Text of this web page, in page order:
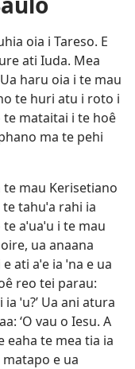
oia i Tareso. E
ati Iuda. Mea
haru oia i te mau
te huri atu i roto i
mataitai i te hoê
ma te pehi
te mau Kerisetiano
tahuˈa rahi ia
aˈuaˈu i te mau
ua anaana
aˈe ia ˈna e ua
reo tei parau:
ˈu?’ Ua ani atura
‘O vau o Iesu. A
eaha te mea tia ia
matapo e ua